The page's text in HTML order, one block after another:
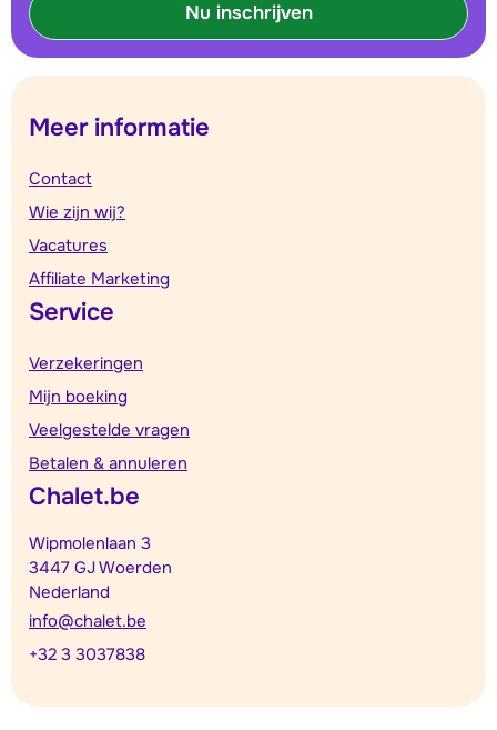
Nu inschrijven
Meer informatie
Contact
Wie zijn wij?
Vacatures
Affiliate Marketing
Service
Verzekeringen
Mijn boeking
Veelgestelde vragen
Betalen & annuleren
Chalet.be
Wipmolenlaan 3
3447 GJ Woerden
Nederland
info@chalet.be
+32 3 3037838